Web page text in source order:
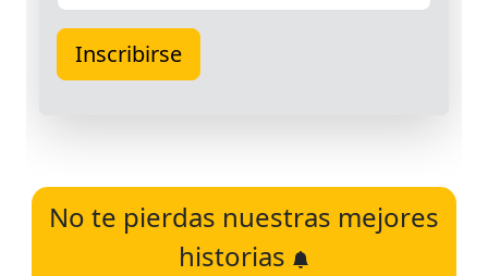
No te pierdas nuestras mejores
historias